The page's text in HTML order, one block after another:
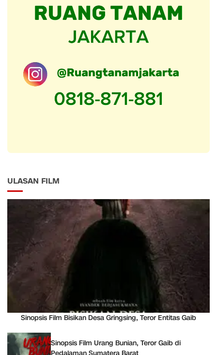
ULASAN FILM
Sinopsis Film Bisikan Desa Gringsing, Teror Entitas Gaib
Sinopsis Film Urang Bunian, Teror Gaib di